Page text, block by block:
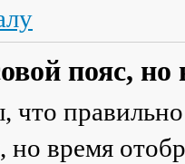
пояс,
что
но время